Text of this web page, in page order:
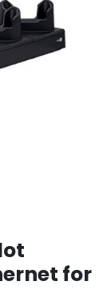
for